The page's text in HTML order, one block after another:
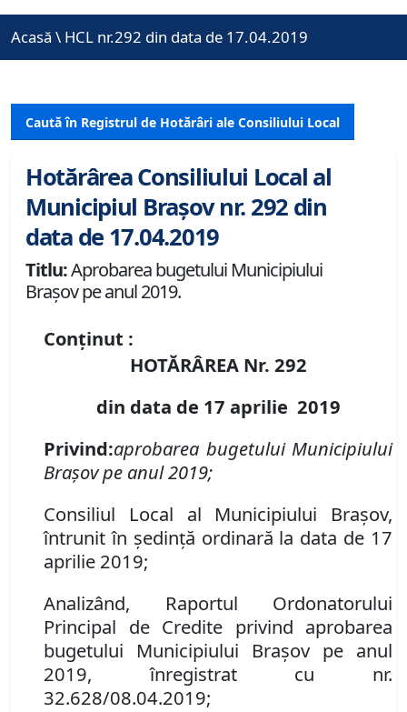
Acasă \ HCL nr.292 din data de 17.04.2019
Caută în Registrul de Hotărâri ale Consiliului Local
Hotărârea Consiliului Local al
Municipiul Brașov nr. 292 din
data de 17.04.2019
Titlu:Aprobarea bugetului Municipiului
Braşov pe anul 2019.
Conținut :
HOTĂRÂREA Nr. 292
din data de 17 aprilie 2019
Privind:aprobarea bugetului Municipiului
Braşov pe anul 2019;
Consiliul Local al Municipiului Braşov,
întrunit în şedinţă ordinară la data de 17
aprilie 2019;
Analizând, Raportul Ordonatorului
Principal de Credite privind aprobarea
bugetului Municipiului Braşov pe anul
2019, înregistrat cu nr.
32.628/08.04.2019;